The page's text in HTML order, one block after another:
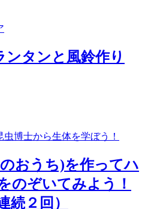
ンタンと風鈴作り
博士から生体を学ぼう！
おうち)を作ってハ
のぞいてみよう！
続２回）